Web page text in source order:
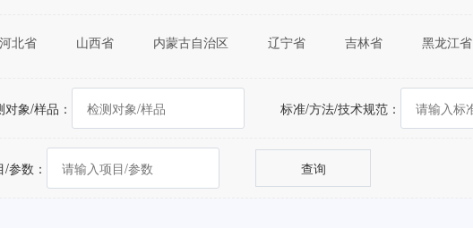
河北省 山西省 内蒙古自治区 辽宁省 吉林省 黑龙江省
台湾省 香港特别行政区
对象/样品： 标准/方法/技术规范：
/参数： 查询